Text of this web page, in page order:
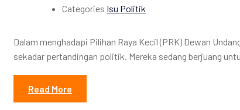
Categories Isu Politik
Dalam menghadapi Pilihan Raya Kecil (PRK) Dewan
sekadar pertandingan politik. Mereka sedang berjuang
Read More